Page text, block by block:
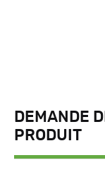
DEMANDE
PRODUIT